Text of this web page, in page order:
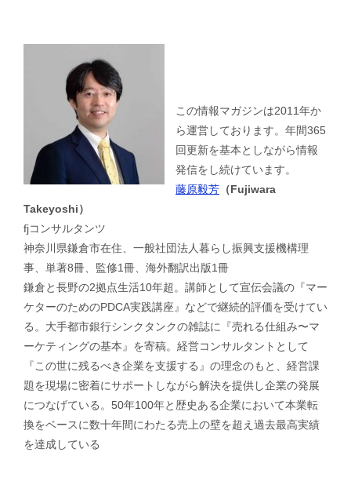
この情報マガジンは2011年か
ら運営しております。年間365
回更新を基本としながら情報
発信をし続けています。
藤原毅芳 （Fujiwara
Takeyoshi）
fjコンサルタンツ
神奈川県鎌倉市在住、一般社団法人暮らし振興支援機構理
事、単著8冊、監修1冊、海外翻訳出版1冊
鎌倉と長野の2拠点生活10年超。講師として宣伝会議の『マー
ケターのためのPDCA実践講座』などで継続的評価を受けてい
る。大手都市銀行シンクタンクの雑誌に『売れる仕組み〜マ
ーケティングの基本』を寄稿。経営コンサルタントとして
『この世に残るべき企業を支援する』の理念のもと、経営課
題を現場に密着にサポートしながら解決を提供し企業の発展
につなげている。50年100年と歴史ある企業において本業転
換をベースに数十年間にわたる売上の壁を超え過去最高実績
を達成している